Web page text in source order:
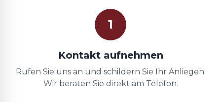
1
Kontakt aufnehmen
Rufen Sie uns an und schildern Sie Ihr Anliegen.
Wir beraten Sie direkt am Telefon.